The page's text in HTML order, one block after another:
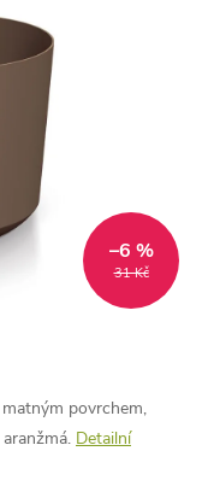
31 Kč
–6 %
povrchem,
Detailní